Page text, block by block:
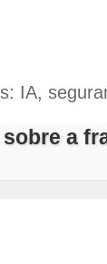
IA,
a